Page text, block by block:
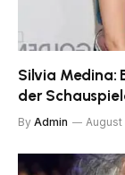
Silvia Medina:
der
By Admin August